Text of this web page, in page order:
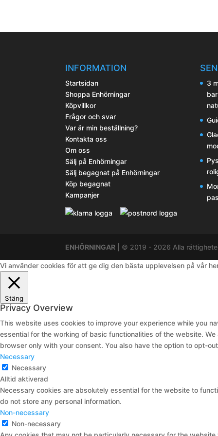
INFORMATION
Startsidan
Shoppa Enhörningar
Köpvillkor
Frågor och svar
Var är min beställning?
Kontakta oss
Om oss
Sälj på Enhörningar
Sälj begagnat på Enhörningar
Köp begagnat
Kampanjer
3
ENHÖRNINGAR | © 2019 - 2026 Alla
Vi använder cookies för att ge dig den bästa upplevelsen på vår
Stäng
Privacy Overview
This website uses cookies to improve your experience while you
essential for the working of basic functionalities of the website.
browser only with your consent. You also have the option to opt-
Necessary
Necessary
Alltid aktiverad
Necessary cookies are absolutely essential for the website to
do not store any personal information.
Non-necessary
Non-necessary